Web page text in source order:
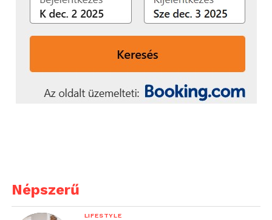
Népszerű
LIFESTYLE